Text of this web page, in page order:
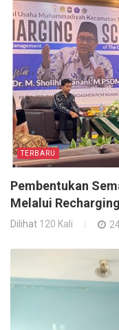
TERBARU
Pembentukan
Melalui
Dilihat 120 Kali